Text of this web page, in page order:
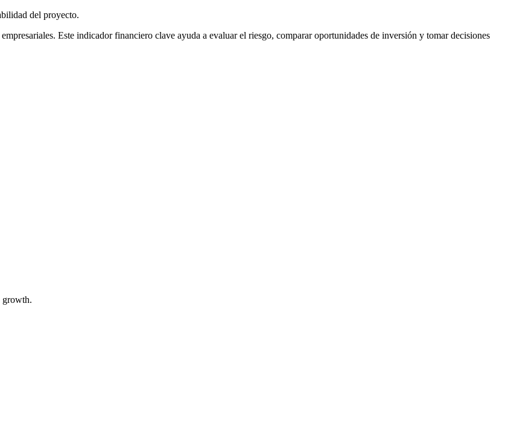
del proyecto.
Este indicador financiero clave ayuda a evaluar el riesgo, comparar oportunidades de inversión y tomar decisiones
growth.